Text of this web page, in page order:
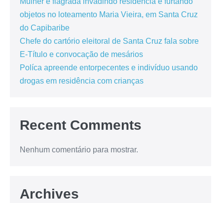
objetos no loteamento Maria Vieira, em Santa Cruz
do Capibaribe
Chefe do cartório eleitoral de Santa Cruz fala sobre
E-Título e convocação de mesários
Políca apreende entorpecentes e indivíduo usando
drogas em residência com crianças
Recent Comments
Nenhum comentário para mostrar.
Archives